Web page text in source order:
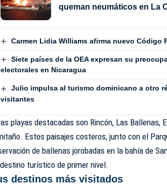
queman neumáticos en La
Carmen Lidia Williams afirma nuevo Código
Siete países de la OEA expresan su
electorales en Nicaragua
Julio impulsa al turismo dominicano a otro
visitantes
playas destacadas son Rincón, Las Ballenas,
Estos paisajes costeros, junto con el
de ballenas jorobadas en la bahía de
turístico de primer nivel.
destinos más visitados